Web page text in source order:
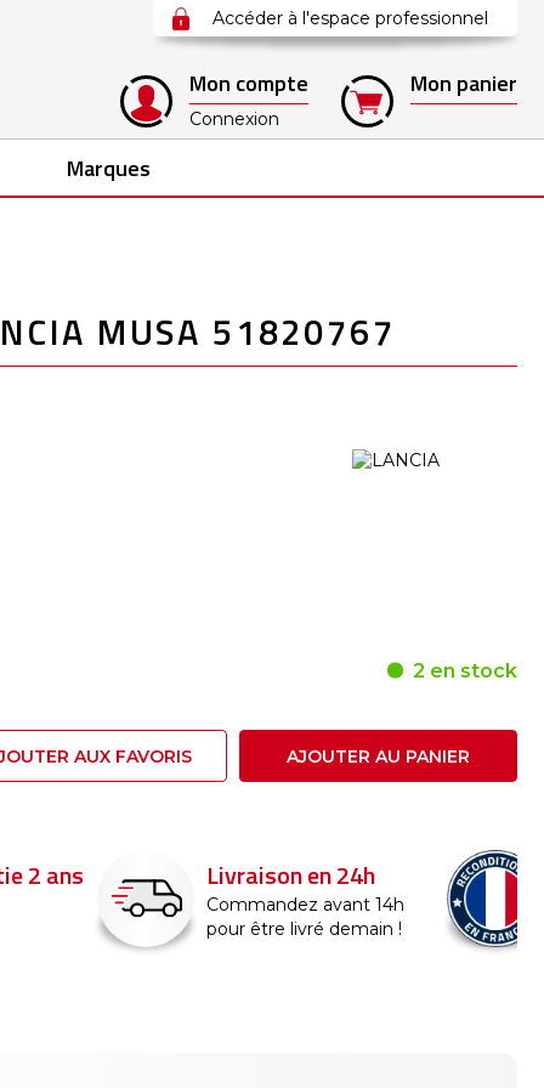
Accéder à l'espace professionnel
Mon compte
Connexion
Mon panier
Marques
MUSA 51820767
2 en stock
AUX FAVORIS AJOUTER AU PANIER
Reconditionné en
France